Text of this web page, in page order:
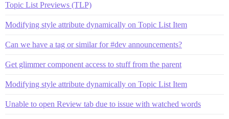
Topic List Previews (TLP)
Modifying style attribute dynamically on Topic List Item
Can we have a tag or similar for #dev announcements?
Get glimmer component access to stuff from the parent
Modifying style attribute dynamically on Topic List Item
Unable to open Review tab due to issue with watched words